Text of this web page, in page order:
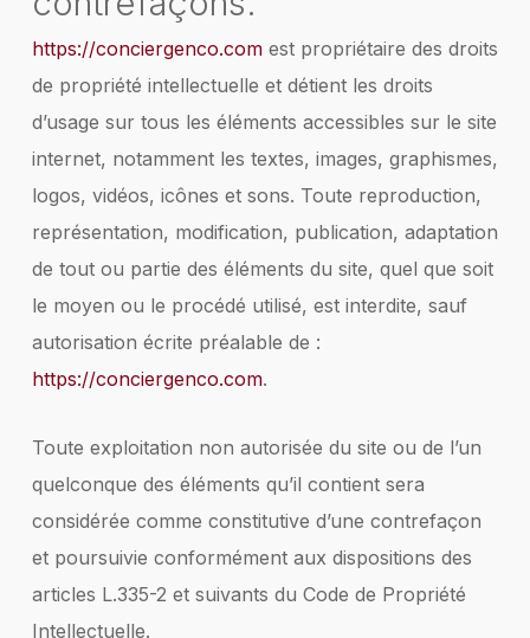
https://conciergenco.comest propriétaire des droits
de propriété intellectuelle et détient les droits
d’usage sur tous les éléments accessibles sur le site
internet, notamment les textes, images, graphismes,
logos, vidéos, icônes et sons. Toute reproduction,
représentation, modification, publication, adaptation
de tout ou partie des éléments du site, quel que soit
le moyen ou le procédé utilisé, est interdite, sauf
autorisation écrite préalable de :
https://conciergenco.com.
Toute exploitation non autorisée du site ou de l’un
quelconque des éléments qu’il contient sera
considérée comme constitutive d’une contrefaçon
et poursuivie conformément aux dispositions des
articles L.335-2 et suivants du Code de Propriété
Intellectuelle.